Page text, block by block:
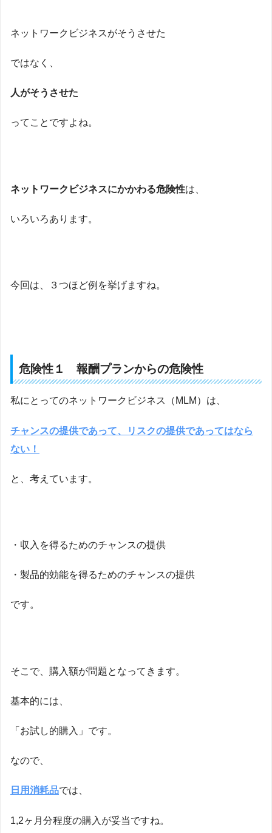
ネットワークビジネスがそうさせた
ではなく、
人がそうさせた
ってことですよね。
ネットワークビジネスにかかわる危険性は、
いろいろあります。
今回は、３つほど例を挙げますね。
危険性１ 報酬プランからの危険性
私にとってのネットワークビジネス（MLM）は、
チャンスの提供であって、リスクの提供であってはなら
ない！
と、考えています。
・収入を得るためのチャンスの提供
・製品的効能を得るためのチャンスの提供
です。
そこで、購入額が問題となってきます。
基本的には、
「お試し的購入」です。
なので、
日用消耗品では、
1,2ヶ月分程度の購入が妥当ですね。